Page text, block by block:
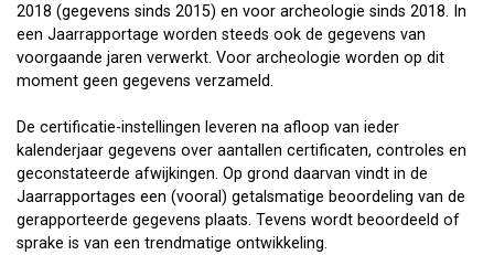
2018 (gegevens sinds 2015) en voor archeologie sinds 2018. In
een Jaarrapportage worden steeds ook de gegevens van
voorgaande jaren verwerkt. Voor archeologie worden op dit
moment geen gegevens verzameld.
De certificatie-instellingen leveren na afloop van ieder
kalenderjaar gegevens over aantallen certificaten, controles en
geconstateerde afwijkingen. Op grond daarvan vindt in de
Jaarrapportages een (vooral) getalsmatige beoordeling van de
gerapporteerde gegevens plaats. Tevens wordt beoordeeld of
sprake is van een trendmatige ontwikkeling.